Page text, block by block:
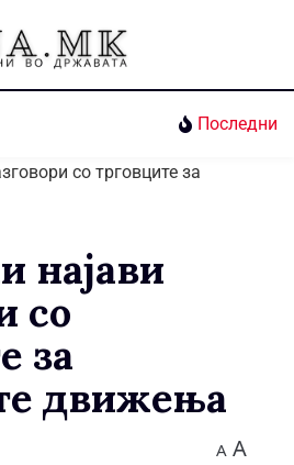
Последни
најави
со
за
движења
A A